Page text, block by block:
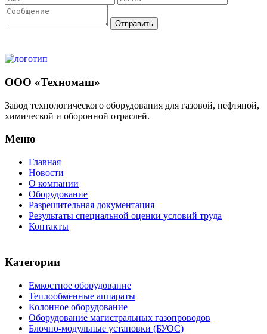
Отправить
ООО «Техномаш»
Завод технологического оборудования для газовой, нефтяной,
химической и оборонной отраслей.
Меню
Главная
Новости
О компании
Оборудование
Разрешительная документация
Результаты специальной оценки условий труда
Контакты
Категории
Емкостное оборудование
Теплообменные аппараты
Колонное оборудование
Оборудование магистральных газопроводов
Блочно-модульные установки (БУОС)